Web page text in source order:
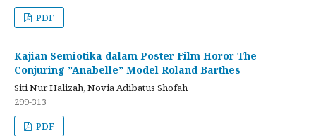
PDF
Kajian Semiotika dalam Poster Film Horor The
Conjuring ”Anabelle” Model Roland Barthes
Siti Nur Halizah, Novia Adibatus Shofah
299-313
PDF